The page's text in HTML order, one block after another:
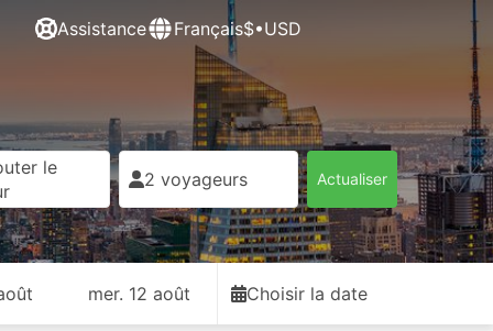
Assistance Français$•USD
le
2 voyageurs Actualiser
mer. 12 août Choisir la date